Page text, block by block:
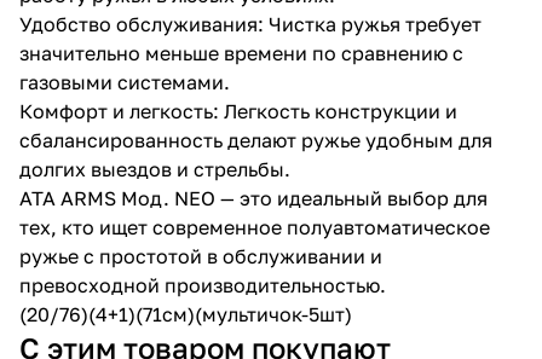
Удобство обслуживания: Чистка ружья требует
значительно меньше времени по сравнению с
газовыми системами.
Комфорт и легкость: Легкость конструкции и
сбалансированность делают ружье удобным для
долгих выездов и стрельбы.
ATA ARMS Мод. NEO — это идеальный выбор для
тех, кто ищет современное полуавтоматическое
ружье с простотой в обслуживании и
превосходной производительностью.
(20/76)(4+1)(71см)(мультичок-5шт)
С этим товаром покупают